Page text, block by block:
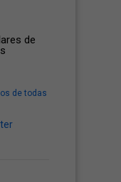
de
de todas